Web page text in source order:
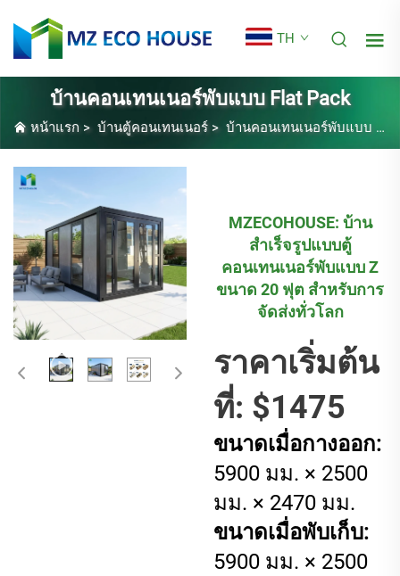
TH
บ้านคอนเทนเนอร์พับแบบ Flat Pack
หน้าแรก > บ้านตู้คอนเทนเนอร์ > บ้านคอนเทนเนอร์พับแบบ Flat Pack
MZECOHOUSE: บ้าน
สำเร็จรูปแบบตู้
คอนเทนเนอร์พับแบบ Z
ขนาด 20 ฟุต สำหรับการ
จัดส่งทั่วโลก
ราคาเริ่มต้น
ที่: $1475
ขนาดเมื่อกางออก:
5900 มม. × 2500
มม. × 2470 มม.
ขนาดเมื่อพับเก็บ:
5900 มม. × 2500